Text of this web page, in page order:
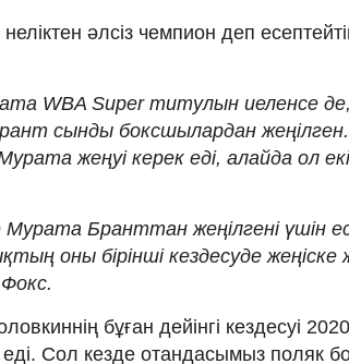
әлсіз чемпион деп
WBA Super титулын иеленсе
сынды боксшылардан
жеңуі керек еді, алайда ол
Бранттан жеңілгені үшін
оны бірінші кездесуде жеңіске
бұған дейінгі кездесуі
Сол кезде отандасымыз поляк